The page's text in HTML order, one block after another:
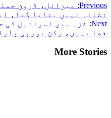
Previous:
میزائل، ڈرون
نشانہ نہیں بنایا گیا،
Next:
غزہ میں اسرائیل کی
قصاب ہیں، رکن یورپی
More Stories